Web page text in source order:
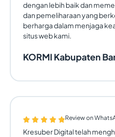
dengan lebih baik dan
dan pemeliharaan yang
berharga dalam menjaga
situs web kami.
KORMI Kabupaten
Review on
Kresuber Digital telah